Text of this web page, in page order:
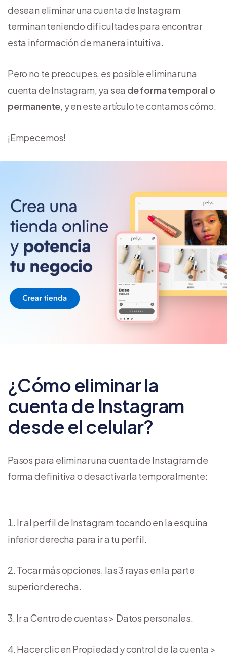
desean eliminar una cuenta de Instagram
terminan teniendo dificultades para encontrar
esta información de manera intuitiva.
Pero no te preocupes, es posible eliminar una
cuenta de Instagram, ya sea de forma temporal o
permanente, y en este artículo te contamos cómo.
¡Empecemos!
¿Cómo eliminar la
cuenta de Instagram
desde el celular?
Pasos para eliminar una cuenta de Instagram de
forma definitiva o desactivarla temporalmente:
Ir al perfil de Instagram tocando en la esquina
inferior derecha para ir a tu perfil.
Tocar más opciones, las 3 rayas en la parte
superior derecha.
Ir a Centro de cuentas > Datos personales.
Hacer clic en Propiedad y control de la cuenta >